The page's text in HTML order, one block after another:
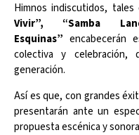
Himnos indiscutidos, tales
Vivir”, “Samba
Esquinas” encabecerán
colectiva y
generación.
Así es que, con grandes
presentarán ante un
propuesta escénica y